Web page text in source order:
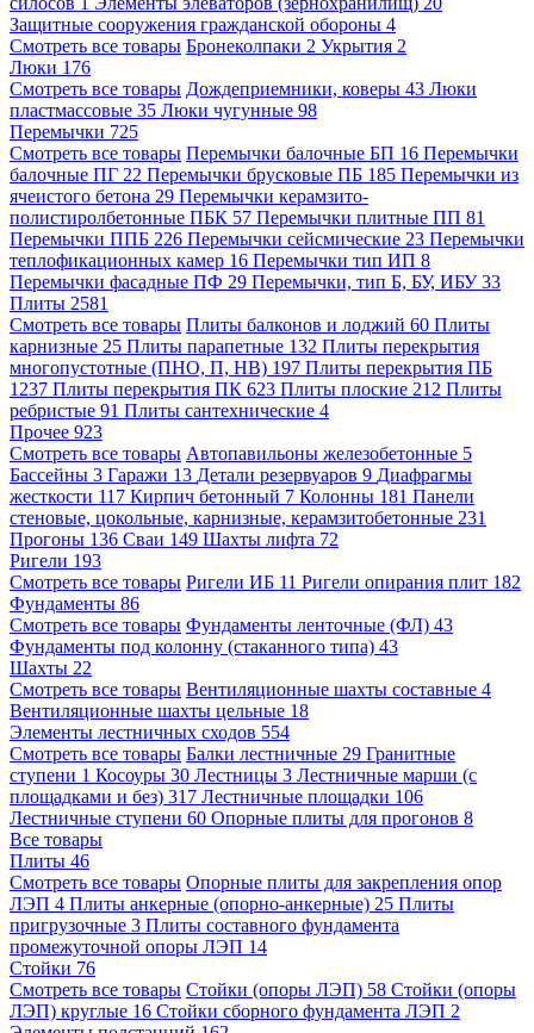
Защитные сооружения гражданской обороны 4
Смотреть все товары Бронеколпаки 2 Укрытия 2
Люки 176
Смотреть все товары Дождеприемники, коверы 43 Люки
пластмассовые 35 Люки чугунные 98
Перемычки 725
Смотреть все товары Перемычки балочные БП 16 Перемычки
балочные ПГ 22 Перемычки брусковые ПБ 185 Перемычки из
ячеистого бетона 29 Перемычки керамзито-
полистиролбетонные ПБК 57 Перемычки плитные ПП 81
Перемычки ППБ 226 Перемычки сейсмические 23 Перемычки
теплофикационных камер 16 Перемычки тип ИП 8
Перемычки фасадные ПФ 29 Перемычки, тип Б, БУ, ИБУ 33
Плиты 2581
Смотреть все товары Плиты балконов и лоджий 60 Плиты
карнизные 25 Плиты парапетные 132 Плиты перекрытия
многопустотные (ПНО, П, НВ) 197 Плиты перекрытия ПБ
1237 Плиты перекрытия ПК 623 Плиты плоские 212 Плиты
ребристые 91 Плиты сантехнические 4
Прочее 923
Смотреть все товары Автопавильоны железобетонные 5
Бассейны 3 Гаражи 13 Детали резервуаров 9 Диафрагмы
жесткости 117 Кирпич бетонный 7 Колонны 181 Панели
стеновые, цокольные, карнизные, керамзитобетонные 231
Прогоны 136 Сваи 149 Шахты лифта 72
Ригели 193
Смотреть все товары Ригели ИБ 11 Ригели опирания плит 182
Фундаменты 86
Смотреть все товары Фундаменты ленточные (ФЛ) 43
Фундаменты под колонну (стаканного типа) 43
Шахты 22
Смотреть все товары Вентиляционные шахты составные 4
Вентиляционные шахты цельные 18
Элементы лестничных сходов 554
Смотреть все товары Балки лестничные 29 Гранитные
ступени 1 Косоуры 30 Лестницы 3 Лестничные марши (с
площадками и без) 317 Лестничные площадки 106
Лестничные ступени 60 Опорные плиты для прогонов 8
Все товары
Плиты 46
Смотреть все товары Опорные плиты для закрепления опор
ЛЭП 4 Плиты анкерные (опорно-анкерные) 25 Плиты
пригрузочные 3 Плиты составного фундамента
промежуточной опоры ЛЭП 14
Стойки 76
Смотреть все товары Стойки (опоры ЛЭП) 58 Стойки (опоры
ЛЭП) круглые 16 Стойки сборного фундамента ЛЭП 2